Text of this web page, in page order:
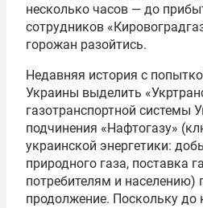
несколько часов — до
сотрудников
горожан разойтись.
Недавняя история с
Украины выделить
газотранспортной системы
подчинения «Нафтогазу»
украинской энергетики:
природного газа, поставка
потребителям и населению)
продолжение. Поскольку до